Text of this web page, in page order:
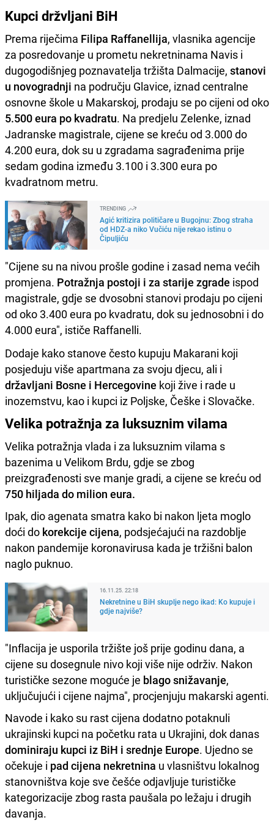
Kupci držvljani BiH
Prema riječima Filipa Raffanellija, vlasnika agencije
za posredovanje u prometu nekretninama Navis i
dugogodišnjeg poznavatelja tržišta Dalmacije, stanovi
u novogradnji na području Glavice, iznad centralne
osnovne škole u Makarskoj, prodaju se po cijeni od oko
5.500 eura po kvadratu. Na predjelu Zelenke, iznad
Jadranske magistrale, cijene se kreću od 3.000 do
4.200 eura, dok su u zgradama sagrađenima prije
sedam godina između 3.100 i 3.300 eura po
kvadratnom metru.
TRENDING
Agić kritizira političare u Bugojnu: Zbog straha
od HDZ-a niko Vučiću nije rekao istinu o
Čipuljiću
"Cijene su na nivou prošle godine i zasad nema većih
promjena. Potražnja postoji i za starije zgrade ispod
magistrale, gdje se dvosobni stanovi prodaju po cijeni
od oko 3.400 eura po kvadratu, dok su jednosobni i do
4.000 eura", ističe Raffanelli.
Dodaje kako stanove često kupuju Makarani koji
posjeduju više apartmana za svoju djecu, ali i
državljani Bosne i Hercegovine koji žive i rade u
inozemstvu, kao i kupci iz Poljske, Češke i Slovačke.
Velika potražnja za luksuznim vilama
Velika potražnja vlada i za luksuznim vilama s
bazenima u Velikom Brdu, gdje se zbog
preizgrađenosti sve manje gradi, a cijene se kreću od
750 hiljada do milion eura.
Ipak, dio agenata smatra kako bi nakon ljeta moglo
doći do korekcije cijena, podsjećajući na razdoblje
nakon pandemije koronavirusa kada je tržišni balon
naglo puknuo.
16.11.25. 22:18
Nekretnine u BiH skuplje nego ikad: Ko kupuje i
gdje najviše?
"Inflacija je usporila tržište još prije godinu dana, a
cijene su dosegnule nivo koji više nije održiv. Nakon
turističke sezone moguće je blago snižavanje,
uključujući i cijene najma", procjenjuju makarski agenti.
Navode i kako su rast cijena dodatno potaknuli
ukrajinski kupci na početku rata u Ukrajini, dok danas
dominiraju kupci iz BiH i srednje Europe. Ujedno se
očekuje i pad cijena nekretnina u vlasništvu lokalnog
stanovništva koje sve češće odjavljuje turističke
kategorizacije zbog rasta paušala po ležaju i drugih
davanja.